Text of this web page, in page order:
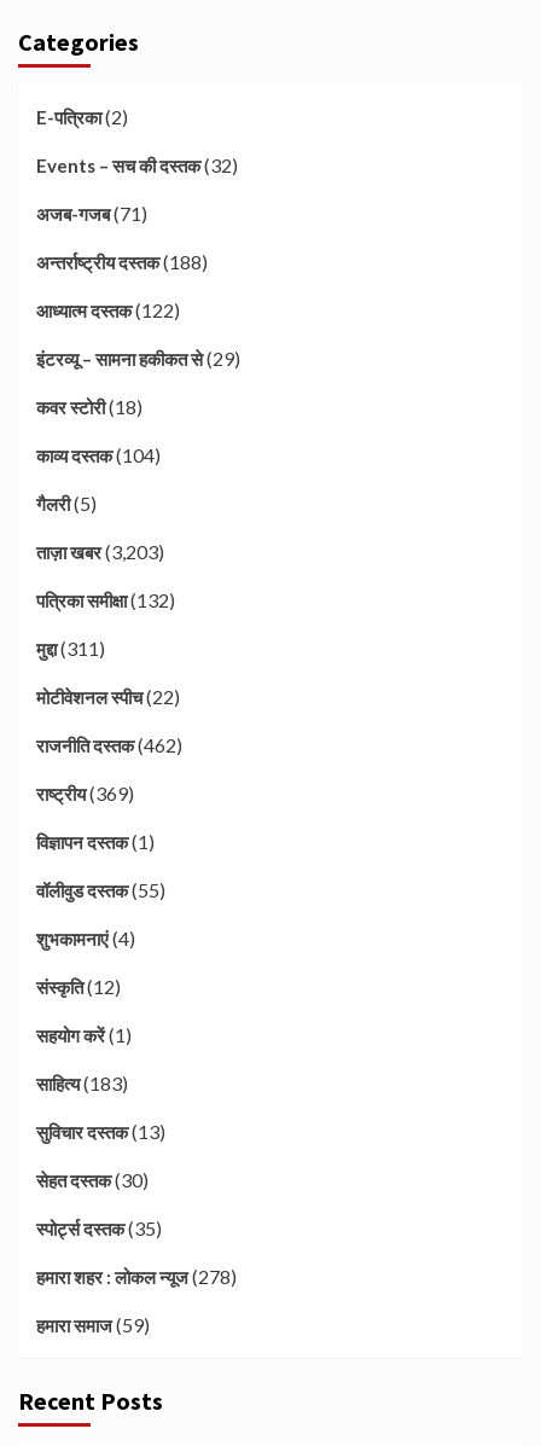
Categories
E-पत्रिका(2)
Events – सच की दस्तक(32)
अजब-गजब(71)
अन्तर्राष्ट्रीय दस्तक(188)
आध्यात्म दस्तक(122)
इंटरव्यू – सामना हकीकत से(29)
कवर स्टोरी(18)
काव्य दस्तक(104)
गैलरी(5)
ताज़ा खबर(3,203)
पत्रिका समीक्षा(132)
मुद्दा(311)
मोटीवेशनल स्पीच(22)
राजनीति दस्तक(462)
राष्ट्रीय(369)
विज्ञापन दस्तक(1)
वॉलीवुड दस्तक(55)
शुभकामनाएं(4)
संस्कृति(12)
सहयोग करें(1)
साहित्य(183)
सुविचार दस्तक(13)
सेहत दस्तक(30)
स्पोर्ट्स दस्तक(35)
हमारा शहर : लोकल न्यूज(278)
हमारा समाज(59)
Recent Posts